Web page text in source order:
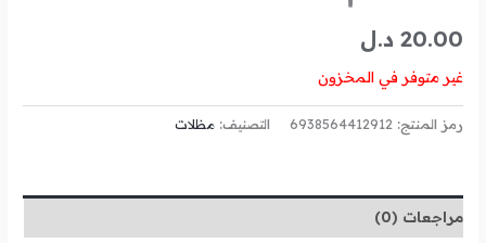
20.00 د.ل
غير متوفر في المخزون
رمز المنتج: 6938564412912 التصنيف:مظلات
مراجعات (0)